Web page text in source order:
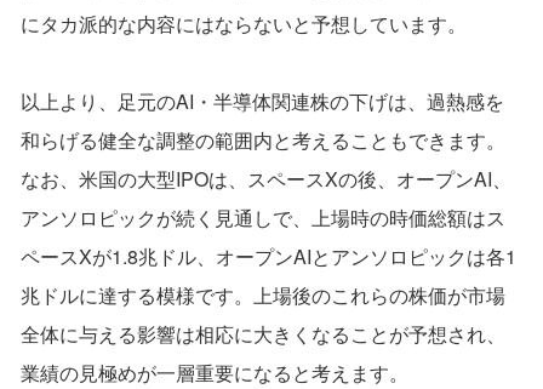
にタカ派的な内容にはならないと予想しています。
以上より、足元のAI・半導体関連株の下げは、過熱感を
和らげる健全な調整の範囲内と考えることもできます。
なお、米国の大型IPOは、スペースXの後、オープンAI、
アンソロピックが続く見通しで、上場時の時価総額はス
ペースXが1.8兆ドル、オープンAIとアンソロピックは各1
兆ドルに達する模様です。上場後のこれらの株価が市場
全体に与える影響は相応に大きくなることが予想され、
業績の見極めが一層重要になると考えます。